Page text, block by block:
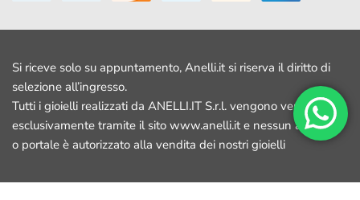
Si riceve solo su appuntamento, Anelli.it si riserva il diritto di
selezione all’ingresso.
Tutti i gioielli realizzati da ANELLI.IT S.r.l. vengono venduti
esclusivamente tramite il sito www.anelli.it e nessun altro sito
o portale è autorizzato alla vendita dei nostri gioielli